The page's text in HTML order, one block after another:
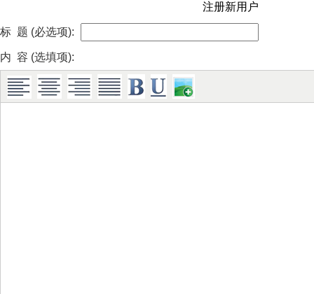
注册新用户
标 题 (必选项):
内 容 (选填项):